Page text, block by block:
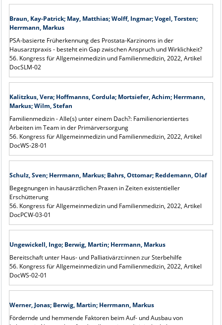
Braun, Kay-Patrick; May, Matthias; Wolff, Ingmar; Vogel, Torsten;
Herrmann, Markus
PSA-basierte Früherkennung des Prostata-Karzinoms in der
Hausarztpraxis - besteht ein Gap zwischen Anspruch und Wirklichkeit?
56. Kongress für Allgemeinmedizin und Familienmedizin, 2022, Artikel
DocSLM-02
Kalitzkus, Vera; Hoffmanns, Cordula; Mortsiefer, Achim; Herrmann,
Markus; Wilm, Stefan
Familienmedizin - Alle(s) unter einem Dach?: Familienorientiertes
Arbeiten im Team in der Primärversorgung
56. Kongress für Allgemeinmedizin und Familienmedizin, 2022, Artikel
DocWS-28-01
Schulz, Sven; Herrmann, Markus; Bahrs, Ottomar; Reddemann, Olaf
Begegnungen in hausärztlichen Praxen in Zeiten existentieller
Erschütterung
56. Kongress für Allgemeinmedizin und Familienmedizin, 2022, Artikel
DocPCW-03-01
Ungewickell, Ingo; Berwig, Martin; Herrmann, Markus
Bereitschaft unter Haus- und Palliativärzt:innen zur Sterbehilfe
56. Kongress für Allgemeinmedizin und Familienmedizin, 2022, Artikel
DocWS-02-01
Werner, Jonas; Berwig, Martin; Herrmann, Markus
Fördernde und hemmende Faktoren beim Auf- und Ausbau von